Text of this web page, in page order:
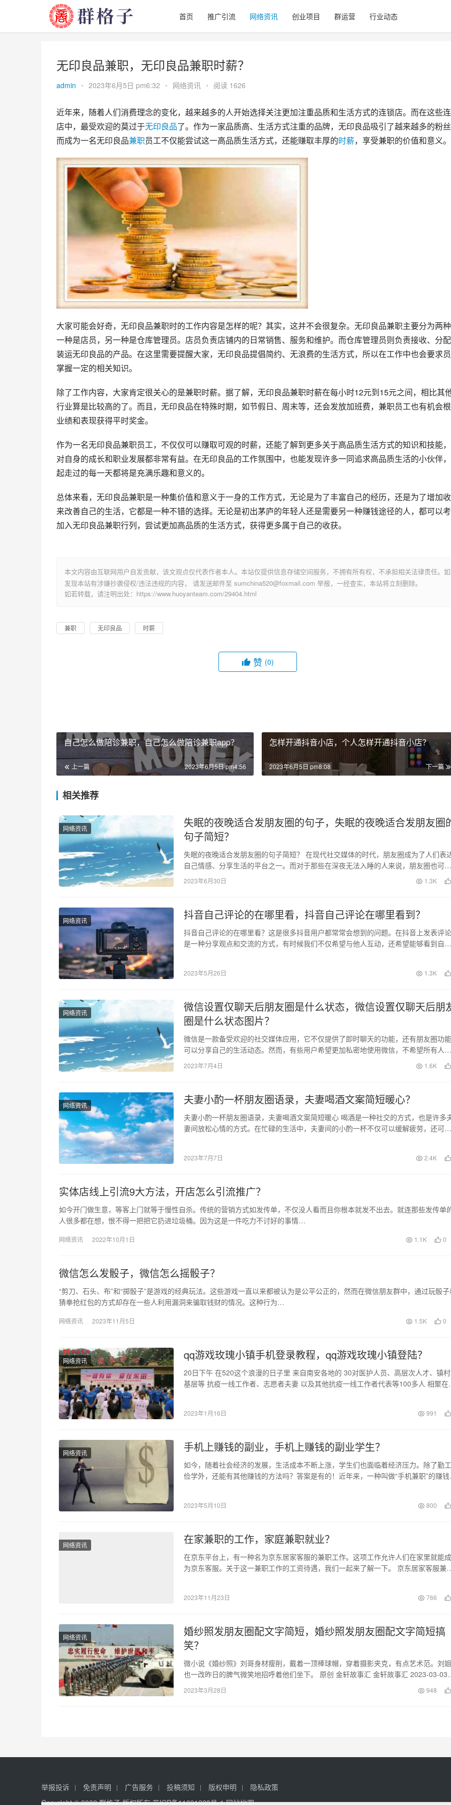
首页 推广引流 网络资讯 创业项目 群运营 行业动态
无印良品兼职，无印良品兼职时薪？
admin • 2023年6月5日 pm6:32 • 网络资讯 • 阅读 1626
近年来，随着人们消费理念的变化，越来越多的人开始选择关注更加注重品质和生活方式的连锁店。而在这些
店中，最受欢迎的莫过于无印良品了。作为一家品质高、生活方式注重的品牌，无印良品吸引了越来越多的粉丝
而成为一名无印良品兼职员工不仅能尝试这一高品质生活方式，还能赚取丰厚的时薪，享受兼职的价值和意义。
大家可能会好奇，无印良品兼职时的工作内容是怎样的呢？其实，这并不会很复杂。无印良品兼职主要分为两种
一种是店员，另一种是仓库管理员。店员负责店铺内的日常销售、服务和维护。而仓库管理员则负责接收、分
装运无印良品的产品。在这里需要提醒大家，无印良品提倡简约、无浪费的生活方式，所以在工作中也会要求
掌握一定的相关知识。
除了工作内容，大家肯定很关心的是兼职时薪。据了解，无印良品兼职时薪在每小时12元到15元之间，相比其
行业算是比较高的了。而且，无印良品在特殊时期，如节假日、周末等，还会发放加班费，兼职员工也有机会
业绩和表现获得平时奖金。
作为一名无印良品兼职员工，不仅仅可以赚取可观的时薪，还能了解到更多关于高品质生活方式的知识和技能
对自身的成长和职业发展都非常有益。在无印良品的工作氛围中，也能发现许多一同追求高品质生活的小伙伴
起走过的每一天都将是充满乐趣和意义的。
总体来看，无印良品兼职是一种集价值和意义于一身的工作方式，无论是为了丰富自己的经历，还是为了增加
来改善自己的生活，它都是一种不错的选择。无论是初出茅庐的年轻人还是需要另一种赚钱途径的人，都可以
加入无印良品兼职行列，尝试更加高品质的生活方式，获得更多属于自己的收获。
本文内容由互联网用户自发贡献，该文观点仅代表作者本人。本站仅提供信息存储空间服务，不拥有所有权，不承担相关法律责任。如
发现本站有涉嫌抄袭侵权/违法违规的内容， 请发送邮件至 sumchina520@foxmail.com 举报，一经查实，本站将立刻删除。
如若转载，请注明出处：https://www.huoyanteam.com/29404.html
兼职 无印良品 时薪
赞 (0)
自己怎么做陪诊兼职，自己怎么做陪诊兼职app？
上一篇 2023年6月5日 pm4:56
怎样开通抖音小店，个人怎样开通抖音小店？
下一篇
2023年6月5日 pm8:08
相关推荐
网络资讯
失眠的夜晚适合发朋友圈的句子，失眠的夜晚适合发朋友圈
句子简短？
失眠的夜晚适合发朋友圈的句子简短？ 在现代社交媒体的时代，朋友圈成为了人们表
自己情感、分享生活的平台之一。而对于那些在深夜无法入睡的人来说，朋友圈也可成
为一个发泄情绪、寻求关心的…
2023年6月30日 1.3K
网络资讯 抖音自己评论的在哪里看，抖音自己评论在哪里看到？
抖音自己评论的在哪里看？这是很多抖音用户都常常会想到的问题。在抖音上发表评论
是一种分享观点和交流的方式，有时候我们不仅希望与他人互动，还希望能够看到自己
2023年5月26日 1.3K
网络资讯
微信设置仅聊天后朋友圈是什么状态，微信设置仅聊天后朋
圈是什么状态图片？
微信是一款备受欢迎的社交媒体应用，它不仅提供了即时聊天的功能，还有朋友圈功能
可以分享自己的生活动态。然而，有些用户希望更加私密地使用微信，不希望所有人都
能看到自己的朋友圈。那么，微…
2023年7月4日 1.6K
网络资讯 夫妻小酌一杯朋友圈语录，夫妻喝酒文案简短暖心？
夫妻小酌一杯朋友圈语录，夫妻喝酒文案简短暖心 喝酒是一种社交的方式，也是许多
妻间放松心情的方式。在忙碌的生活中，夫妻间的小酌一杯不仅可以缓解疲劳，还可以
2023年7月7日 2.4K
实体店线上引流9大方法，开店怎么引流推广？
如今开门做生意，等客上门就等于慢性自杀。传统的营销方式如发传单，不仅没人看而且你根本就发不出去。就连那些发传单
人很多都在想，恨不得一把把它扔进垃圾桶。因为这是一件吃力不讨好的事情…
网络资讯 2022年10月1日 1.1K 0
微信怎么发骰子，微信怎么摇骰子？
“剪刀、石头、布”和“掷骰子”是游戏的经典玩法。这些游戏一直以来都被认为是公平公正的，然而在微信朋友群中，通过玩骰子
猜拳抢红包的方式却存在一些人利用漏洞来骗取钱财的情况。这种行为…
网络资讯 2023年11月5日 1.5K 0
网络资讯 qq游戏玫瑰小镇手机登录教程，qq游戏玫瑰小镇登陆？
20日下午 在520这个浪漫的日子里 来自南安各地的 30对医护人员、高层次人才、镇村
基层等 抗疫一线工作者、志愿者夫妻 以及其他抗疫一线工作者代表等100多人 相聚在
2023年1月16日 991
网络资讯 手机上赚钱的副业，手机上赚钱的副业学生？
如今，随着社会经济的发展，生活成本不断上涨，学生们也面临着经济压力。除了勤工
俭学外，还能有其他赚钱的方法吗？答案是有的！近年来，一种叫做“手机兼职”的赚钱
2023年5月10日 800
网络资讯 在家兼职的工作，家庭兼职就业？
在京东平台上，有一种名为京东居家客服的兼职工作。这项工作允许人们在家里就能成
为京东客服。关于这一兼职工作的工资待遇，我们一起来了解一下。 京东居家客服兼
2023年11月23日 766
网络资讯
婚纱照发朋友圈配文字简短，婚纱照发朋友圈配文字简短搞
笑？
微小说《婚纱照》刘哥身材瘦削，戴着一顶棒球帽，穿着摄影夹克，有点艺术范。刘姐
也一改昨日的脾气微笑地招呼着他们坐下。 原创 金轩故事汇 金轩故事汇 2023-03-03
08:15 …
2023年3月28日 948
举报投诉 免责声明 广告服务 投稿须知 版权申明
隐私政策
Copyright © 2022 群格子 版权所有苏ICP备11091223号-1 网站地图